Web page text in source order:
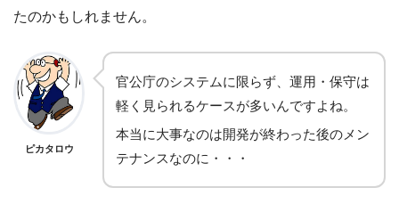
たのかもしれません。
ピカタロウ
官公庁のシステムに限らず、運用・保守は
軽く見られるケースが多いんですよね。
本当に大事なのは開発が終わった後のメン
テナンスなのに・・・